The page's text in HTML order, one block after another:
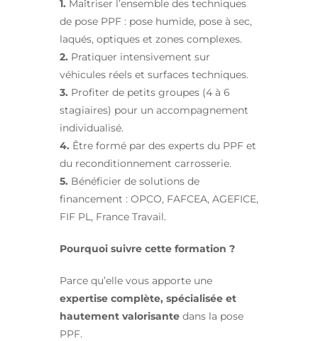
1. Maîtriser l’ensemble des techniques
de pose PPF : pose humide, pose à sec,
laqués, optiques et zones complexes.
2. Pratiquer intensivement sur
véhicules réels et surfaces techniques.
3. Profiter de petits groupes (4 à 6
stagiaires) pour un accompagnement
individualisé.
4. Être formé par des experts du PPF et
du reconditionnement carrosserie.
5. Bénéficier de solutions de
financement : OPCO, FAFCEA, AGEFICE,
FIF PL, France Travail.
Pourquoi suivre cette formation ?
Parce qu’elle vous apporte une
expertise complète, spécialisée et
hautement valorisante dans la pose
PPF.